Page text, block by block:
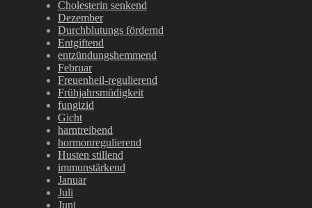
Cholesterin senkend
Dezember
Durchblutungs fördernd
Entgiftend
entzündungshemmend
Februar
Freuenheil-regulierend
Frühjahrsmüdigkeit
fungizid
Gicht
harntreibend
hormonregulierend
Husten stillend
immunstärkend
Januar
Juli
Juni